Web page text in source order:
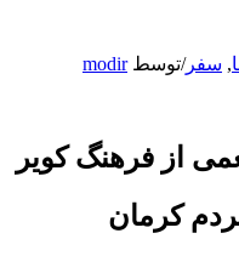
, سفر/توسطmodir
از فرهنگ کویر
کرمان